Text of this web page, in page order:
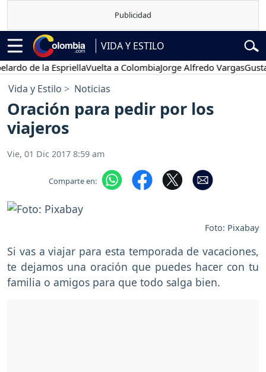
VIDA Y ESTILO
la EspriellaVuelta a ColombiaJorge Alfredo VargasGustavo
Vida y Estilo Noticias
Oración para pedir por los
viajeros
Vie, 01 Dic 2017 8:59 am
Comparte en:
Foto: Pixabay
Si vas a viajar para esta temporada de vacaciones,
te dejamos una oración que puedes hacer con tu
familia o amigos para que todo salga bien.